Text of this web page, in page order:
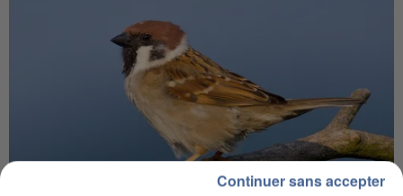
Continuer sans accepter